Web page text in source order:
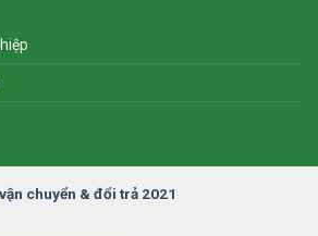
chuyển & đổi trả 2021